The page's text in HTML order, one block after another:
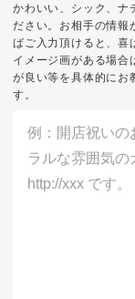
かわいい、シック、ナ
ださい。お相手の情
ばご入力頂けると、喜
イメージ画がある場合
が良い等を具体的にお
す。